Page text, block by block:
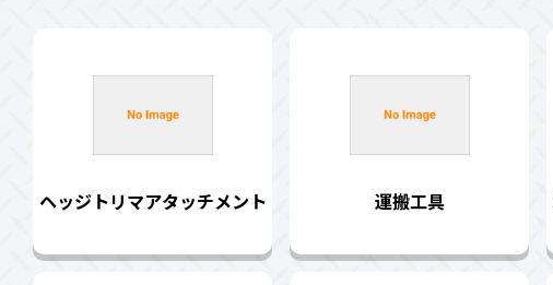
ヘッジトリマアタッチメント 運搬工具